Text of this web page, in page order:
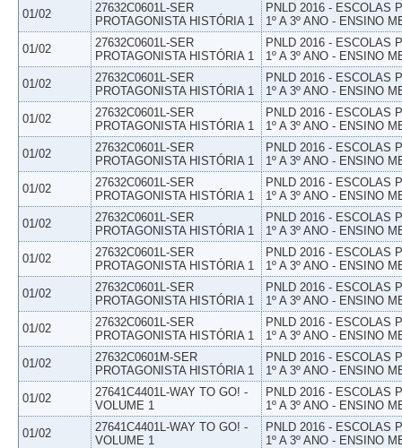
01/02
27632C0601L-SER
PROTAGONISTA HISTÓRIA 1
PNLD 2016 - ESCOLAS
1º A 3º ANO - ENSINO
01/02
27632C0601L-SER
PROTAGONISTA HISTÓRIA 1
PNLD 2016 - ESCOLAS
1º A 3º ANO - ENSINO
01/02
27632C0601L-SER
PROTAGONISTA HISTÓRIA 1
PNLD 2016 - ESCOLAS
1º A 3º ANO - ENSINO
01/02
27632C0601L-SER
PROTAGONISTA HISTÓRIA 1
PNLD 2016 - ESCOLAS
1º A 3º ANO - ENSINO
01/02
27632C0601L-SER
PROTAGONISTA HISTÓRIA 1
PNLD 2016 - ESCOLAS
1º A 3º ANO - ENSINO
01/02
27632C0601L-SER
PROTAGONISTA HISTÓRIA 1
PNLD 2016 - ESCOLAS
1º A 3º ANO - ENSINO
01/02
27632C0601L-SER
PROTAGONISTA HISTÓRIA 1
PNLD 2016 - ESCOLAS
1º A 3º ANO - ENSINO
01/02
27632C0601L-SER
PROTAGONISTA HISTÓRIA 1
PNLD 2016 - ESCOLAS
1º A 3º ANO - ENSINO
01/02
27632C0601L-SER
PROTAGONISTA HISTÓRIA 1
PNLD 2016 - ESCOLAS
1º A 3º ANO - ENSINO
01/02
27632C0601L-SER
PROTAGONISTA HISTÓRIA 1
PNLD 2016 - ESCOLAS
1º A 3º ANO - ENSINO
01/02
27632C0601M-SER
PROTAGONISTA HISTÓRIA 1
PNLD 2016 - ESCOLAS
1º A 3º ANO - ENSINO
01/02
27641C4401L-WAY TO GO! -
VOLUME 1
PNLD 2016 - ESCOLAS
1º A 3º ANO - ENSINO
01/02
27641C4401L-WAY TO GO! -
VOLUME 1
PNLD 2016 - ESCOLAS
1º A 3º ANO - ENSINO